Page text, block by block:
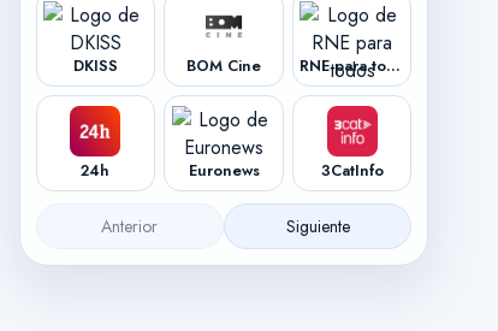
DKISS BOM Cine RNE para todos
24h Euronews 3CatInfo
Anterior Siguiente